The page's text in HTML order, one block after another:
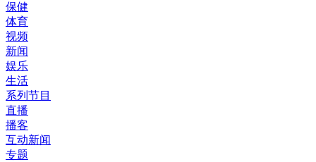
保健
体育
视频
新闻
娱乐
生活
系列节目
直播
播客
互动新闻
专题